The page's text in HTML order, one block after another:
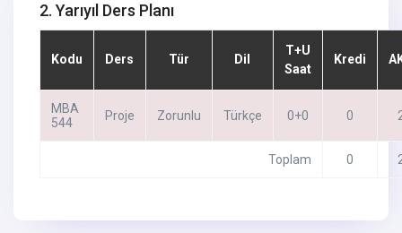
2. Yarıyıl Ders Planı
Kodu Ders Tür Dil
T+U
Saat
Kredi
MBA
544
Proje Zorunlu Türkçe 0+0 0
Toplam 0